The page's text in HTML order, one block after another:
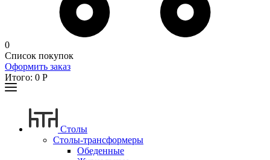
0
Список покупок
Оформить заказ
Итого: 0 Р
Столы
Столы-трансформеры
Обеденные